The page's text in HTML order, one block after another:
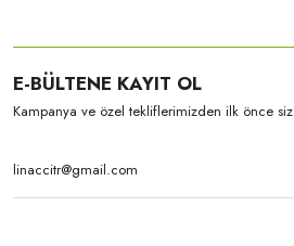
E-BÜLTENE KAYIT OL
Kampanya ve özel tekliflerimizden ilk önce siz